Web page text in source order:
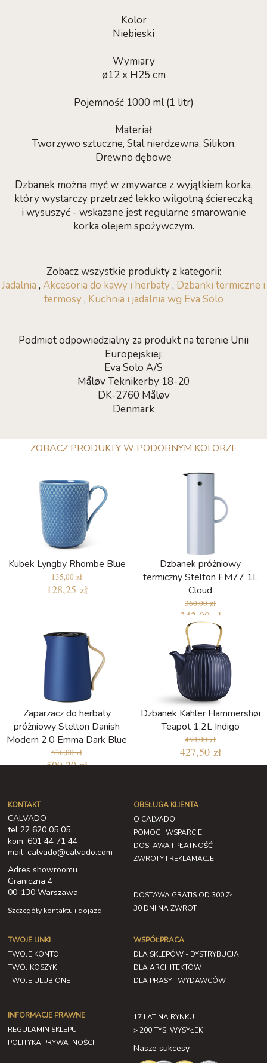
Kolor
Niebieski
Wymiary
ø12 x H25 cm
Pojemność 1000 ml (1 litr)
Materiał
Tworzywo sztuczne, Stal nierdzewna, Silikon,
Drewno dębowe
Dzbanek można myć w zmywarce z wyjątkiem korka,
który wystarczy przetrzeć lekko wilgotną ściereczką
i wysuszyć - wskazane jest regularne smarowanie
korka olejem spożywczym.
Zobacz wszystkie produkty z kategorii:
Jadalnia , Akcesoria do kawy i herbaty, Dzbanki termiczne i
termosy, Kuchnia i jadalnia wg Eva Solo
Podmiot odpowiedzialny za produkt na terenie Unii
Europejskiej:
Eva Solo A/S
Måløv Teknikerby 18-20
DK-2760 Måløv
Denmark
ZOBACZ PRODUKTY W PODOBNYM KOLORZE
Kubek Lyngby Rhombe Blue
135,00 zł
128,25 zł
Dzbanek próżniowy
termiczny Stelton EM77 1L
Cloud
360,00 zł
342,00 zł
Zaparzacz do herbaty
próżniowy Stelton Danish
Modern 2.0 Emma Dark Blue
536,00 zł
509,20 zł
Dzbanek Kähler Hammershøi
Teapot 1,2L Indigo
450,00 zł
427,50 zł
KONTAKT
CALVADO
tel 22 620 05 05
kom. 601 44 71 44
mail: calvado@calvado.com
Adres showroomu
Graniczna 4
00-130 Warszawa
Szczegóły kontaktu i dojazd
OBSŁUGA KLIENTA
O CALVADO
POMOC I WSPARCIE
DOSTAWA I PŁATNOŚĆ
ZWROTY I REKLAMACJE
DOSTAWA GRATIS OD 300 ZŁ
30 DNI NA ZWROT
TWOJE LINKI
TWOJE KONTO
TWÓJ KOSZYK
TWOJE ULUBIONE
INFORMACJE PRAWNE
REGULAMIN SKLEPU
POLITYKA PRYWATNOŚCI
WSPÓŁPRACA
DLA SKLEPÓW - DYSTRYBUCJA
DLA ARCHITEKTÓW
DLA PRASY I WYDAWCÓW
17 LAT NA RYNKU
> 200 TYS. WYSYŁEK
Nasze sukcesy